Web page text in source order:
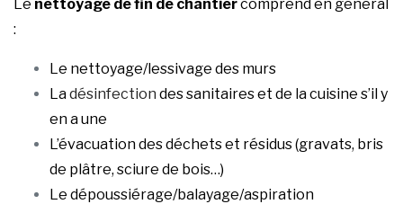
Le nettoyage de fin de chantiercomprend en général
:
Le nettoyage/lessivage des murs
Ladésinfection des sanitaires et de la cuisine s’il y
en a une
L’évacuation des déchets et résidus (gravats, bris
de plâtre, sciure de bois…)
Le dépoussiérage/balayage/aspiration